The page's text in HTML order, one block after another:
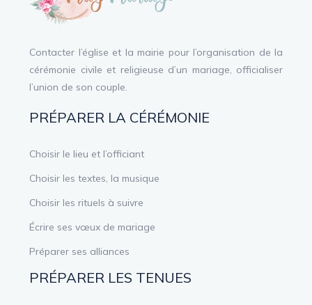
Contacter l’église et la mairie pour l’organisation de la
cérémonie civile et religieuse d’un mariage, officialiser
l’union de son couple.
PRÉPARER LA CÉRÉMONIE
Choisir le lieu et l’officiant
Choisir les textes, la musique
Choisir les rituels à suivre
Écrire ses vœux de mariage
Préparer ses alliances
PRÉPARER LES TENUES